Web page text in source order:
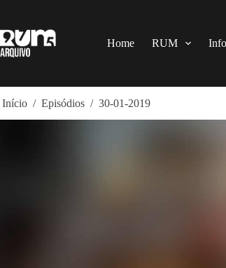
o
conteúdo
Home RUM
Início / Episódios / 30-01-2019